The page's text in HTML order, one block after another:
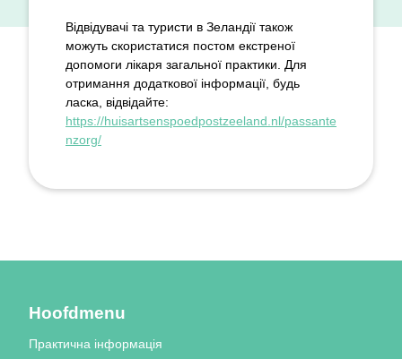
Відвідувачі та туристи в Зеландії також
можуть скористатися постом екстреної
допомоги лікаря загальної практики. Для
отримання додаткової інформації, будь
ласка, відвідайте:
https://huisartsenspoedpostzeeland.nl/passante
nzorg/
Hoofdmenu
Практична інформація